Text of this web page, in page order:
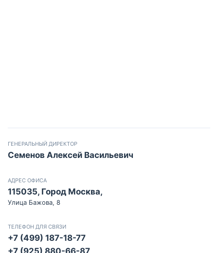
ГЕНЕРАЛЬНЫЙ ДИРЕКТОР
Семенов Алексей Васильевич
АДРЕС ОФИСА
115035, Город Москва,
Улица Бажова, 8
ТЕЛЕФОН ДЛЯ СВЯЗИ
+7 (499) 187-18-77
+7 (925) 880-66-87